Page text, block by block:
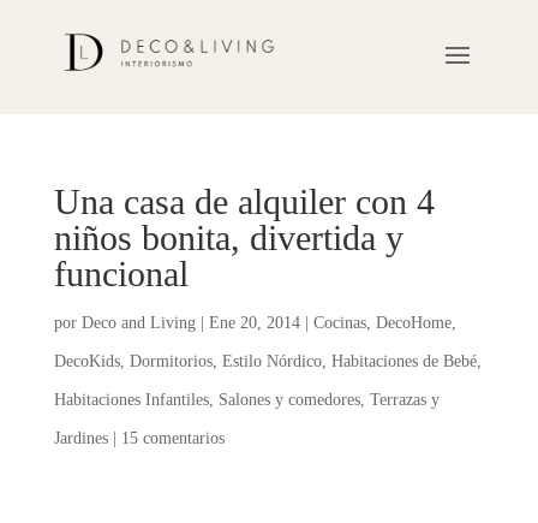
Una casa de alquiler con 4
niños bonita, divertida y
funcional
por Deco and Living| Ene 20, 2014| Cocinas, DecoHome,
DecoKids, Dormitorios, Estilo Nórdico, Habitaciones de Bebé,
Habitaciones Infantiles, Salones y comedores, Terrazas y
Jardines| 15 comentarios